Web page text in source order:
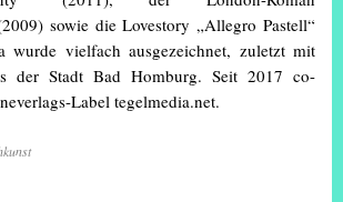
sowie die Lovestory „Allegro Pastell“
wurde vielfach ausgezeichnet, zuletzt mit
der Stadt Bad Homburg. Seit 2017 co-
Label tegelmedia.net.